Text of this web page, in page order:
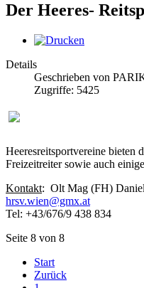
Der Heeres-
Details
Geschrieben von
Zugriffe: 5425
Heeresreitsportvereine bieten
Freizeitreiter sowie auch
Kontakt: Olt Mag (FH)
hrsv.wien@gmx.at
Tel: +43/676/9 438 834
Seite 8 von 8
Start
Zurück